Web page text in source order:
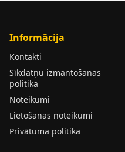
Informācija
Kontakti
Sīkdatņu izmantošanas
politika
Noteikumi
Lietošanas noteikumi
Privātuma politika